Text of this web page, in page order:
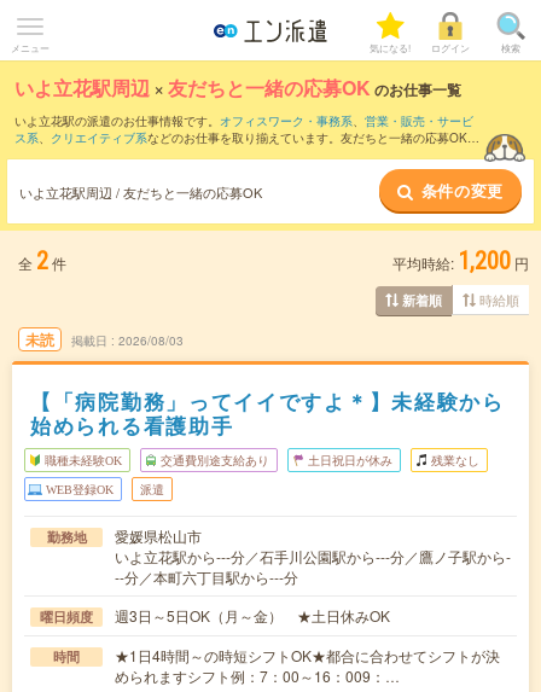
メニュー 気になる! ログイン 検索
いよ立花駅周辺 ×友だちと一緒の応募OK のお仕事一覧
いよ立花駅の派遣のお仕事情報です。 オフィスワーク・事務系、 営業・販売・サービ
ス系、 クリエイティブ系などのお仕事を取り揃えています。友だちと一緒の応募OKの
いよ立花駅周辺 / 友だちと一緒の応募OK 条件の変更
全 2件 平均時給: 1,200 円
新着順 時給順
未読 掲載日 2026/08/03
【「病院勤務」ってイイですよ＊】未経験から
始められる看護助手
職種未経験OK 交通費別途支給あり 土日祝日が休み 残業なし
WEB登録OK 派遣
勤務地
愛媛県松山市
いよ立花駅から---分／石手川公園駅から---分／鷹ノ子駅から-
--分／本町六丁目駅から---分
曜日頻度 週3日～5日OK（月～金） ★土日休みOK
時間
★1日4時間～の時短シフトOK★都合に合わせてシフトが決
められますシフト例：7：00～16：009：…